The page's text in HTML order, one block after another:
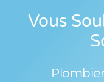
Vous